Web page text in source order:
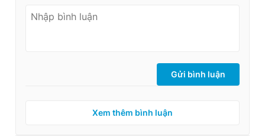
Gửi bình luận
Xem thêm bình luận